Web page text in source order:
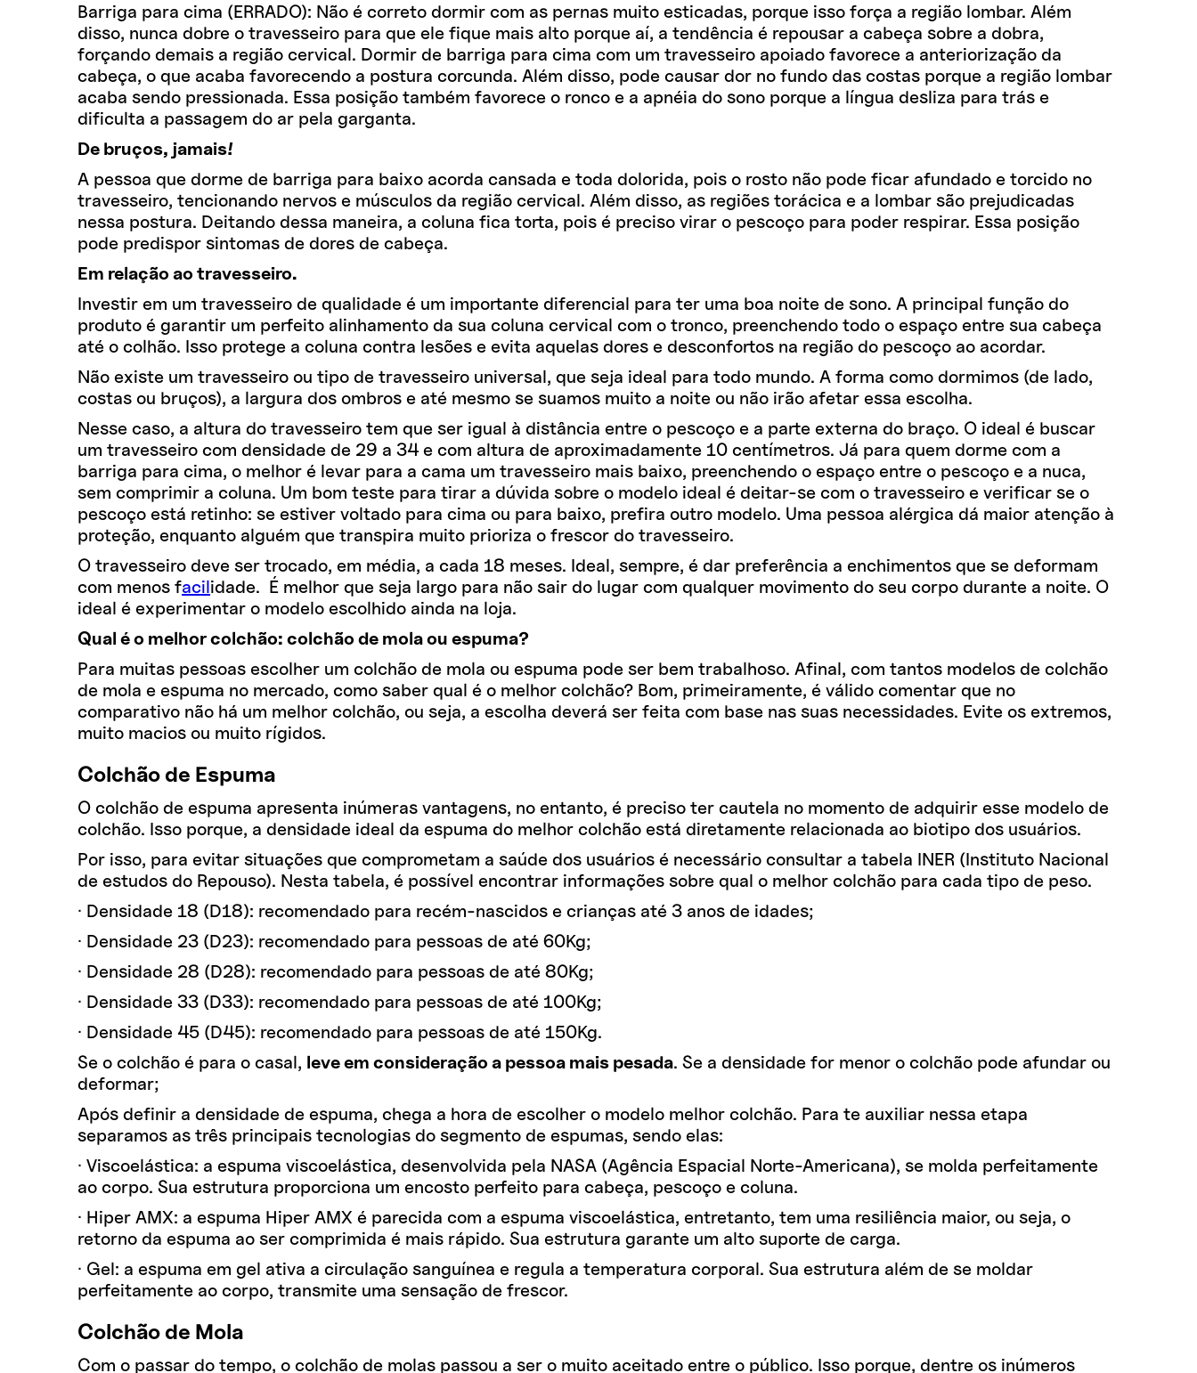
Barriga para cima (ERRADO): Não é correto dormir com as pernas muito esticadas, porque isso força a região lombar. Além
disso, nunca dobre o travesseiro para que ele fique mais alto porque aí, a tendência é repousar a cabeça sobre a dobra,
forçando demais a região cervical. Dormir de barriga para cima com um travesseiro apoiado favorece a anteriorização da
cabeça, o que acaba favorecendo a postura corcunda. Além disso, pode causar dor no fundo das costas porque a região lombar
acaba sendo pressionada. Essa posição também favorece o ronco e a apnéia do sono porque a língua desliza para trás e
dificulta a passagem do ar pela garganta.
De bruços, jamais!
A pessoa que dorme de barriga para baixo acorda cansada e toda dolorida, pois o rosto não pode ficar afundado e torcido no
travesseiro, tencionando nervos e músculos da região cervical. Além disso, as regiões torácica e a lombar são prejudicadas
nessa postura. Deitando dessa maneira, a coluna fica torta, pois é preciso virar o pescoço para poder respirar. Essa posição
pode predispor sintomas de dores de cabeça.
Em relação ao travesseiro.
Investir em um travesseiro de qualidade é um importante diferencial para ter uma boa noite de sono. A principal função do
produto é garantir um perfeito alinhamento da sua coluna cervical com o tronco, preenchendo todo o espaço entre sua cabeça
até o colhão. Isso protege a coluna contra lesões e evita aquelas dores e desconfortos na região do pescoço ao acordar.
Não existe um travesseiro ou tipo de travesseiro universal, que seja ideal para todo mundo. A forma como dormimos (de lado,
costas ou bruços), a largura dos ombros e até mesmo se suamos muito a noite ou não irão afetar essa escolha.
Nesse caso, a altura do travesseiro tem que ser igual à distância entre o pescoço e a parte externa do braço. O ideal é buscar
um travesseiro com densidade de 29 a 34 e com altura de aproximadamente 10 centímetros. Já para quem dorme com a
barriga para cima, o melhor é levar para a cama um travesseiro mais baixo, preenchendo o espaço entre o pescoço e a nuca,
sem comprimir a coluna. Um bom teste para tirar a dúvida sobre o modelo ideal é deitar-se com o travesseiro e verificar se o
pescoço está retinho: se estiver voltado para cima ou para baixo, prefira outro modelo. Uma pessoa alérgica dá maior atenção à
proteção, enquanto alguém que transpira muito prioriza o frescor do travesseiro.
O travesseiro deve ser trocado, em média, a cada 18 meses. Ideal, sempre, é dar preferência a enchimentos que se deformam
com menos facilidade. É melhor que seja largo para não sair do lugar com qualquer movimento do seu corpo durante a noite. O
ideal é experimentar o modelo escolhido ainda na loja.
Qual é o melhor colchão: colchão de mola ou espuma?
Para muitas pessoas escolher um colchão de mola ou espuma pode ser bem trabalhoso. Afinal, com tantos modelos de colchão
de mola e espuma no mercado, como saber qual é o melhor colchão? Bom, primeiramente, é válido comentar que no
comparativo não há um melhor colchão, ou seja, a escolha deverá ser feita com base nas suas necessidades. Evite os extremos,
muito macios ou muito rígidos.
Colchão de Espuma
O colchão de espuma apresenta inúmeras vantagens, no entanto, é preciso ter cautela no momento de adquirir esse modelo de
colchão. Isso porque, a densidade ideal da espuma do melhor colchão está diretamente relacionada ao biotipo dos usuários.
Por isso, para evitar situações que comprometam a saúde dos usuários é necessário consultar a tabela INER (Instituto Nacional
de estudos do Repouso). Nesta tabela, é possível encontrar informações sobre qual o melhor colchão para cada tipo de peso.
· Densidade 18 (D18): recomendado para recém-nascidos e crianças até 3 anos de idades;
· Densidade 23 (D23): recomendado para pessoas de até 60Kg;
· Densidade 28 (D28): recomendado para pessoas de até 80Kg;
· Densidade 33 (D33): recomendado para pessoas de até 100Kg;
· Densidade 45 (D45): recomendado para pessoas de até 150Kg.
Se o colchão é para o casal, leve em consideração a pessoa mais pesada. Se a densidade for menor o colchão pode afundar ou
deformar;
Após definir a densidade de espuma, chega a hora de escolher o modelo melhor colchão. Para te auxiliar nessa etapa
separamos as três principais tecnologias do segmento de espumas, sendo elas:
· Viscoelástica: a espuma viscoelástica, desenvolvida pela NASA (Agência Espacial Norte-Americana), se molda perfeitamente
ao corpo. Sua estrutura proporciona um encosto perfeito para cabeça, pescoço e coluna.
· Hiper AMX: a espuma Hiper AMX é parecida com a espuma viscoelástica, entretanto, tem uma resiliência maior, ou seja, o
retorno da espuma ao ser comprimida é mais rápido. Sua estrutura garante um alto suporte de carga.
· Gel: a espuma em gel ativa a circulação sanguínea e regula a temperatura corporal. Sua estrutura além de se moldar
perfeitamente ao corpo, transmite uma sensação de frescor.
Colchão de Mola
Com o passar do tempo, o colchão de molas passou a ser o muito aceitado entre o público. Isso porque, dentre os inúmeros